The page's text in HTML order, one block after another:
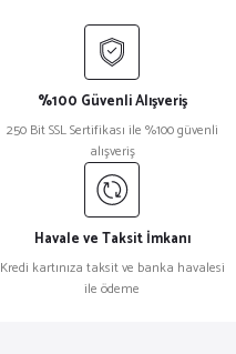
%100 Güvenli Alışveriş
250 Bit SSL Sertifikası ile %100 güvenli
alışveriş
Havale ve Taksit İmkanı
Kredi kartınıza taksit ve banka havalesi
ile ödeme